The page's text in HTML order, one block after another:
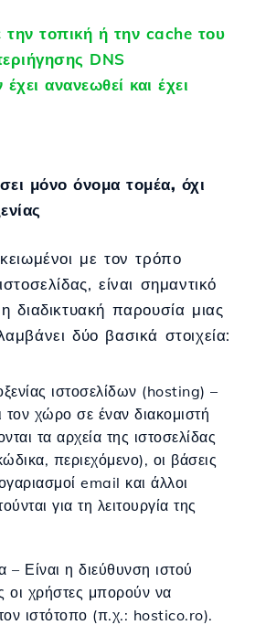
τοπική ή την cache του
DNS
ανανεωθεί και έχει
μόνο όνομα τομέα, όχι
με τον τρόπο
είναι σημαντικό
διαδικτυακή παρουσία μιας
δύο βασικά στοιχεία:
ιστοσελίδων (hosting) –
χώρο σε έναν διακομιστή
τα αρχεία της ιστοσελίδας
περιεχόμενο), οι βάσεις
email και άλλοι
για τη λειτουργία της
Είναι η διεύθυνση ιστού
οι χρήστες μπορούν να
ιστότοπο (π.χ.: hostico.ro).